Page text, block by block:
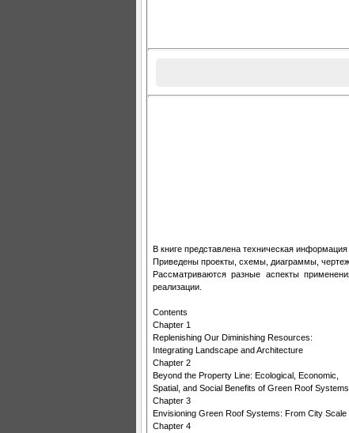
В книге представлена техническая
Приведены проекты, схемы, диаграммы,
Рассматриваются разные аспекты
реализации.
Contents
Chapter 1
Replenishing Our Diminishing Resources:
Integrating Landscape and Architecture
Chapter 2
Beyond the Property Line: Ecological, Economic,
Spatial, and Social Benefits of Green Roof Systems
Chapter 3
Envisioning Green Roof Systems: From City
Chapter 4